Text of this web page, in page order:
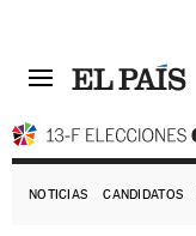
NOTICIAS CANDIDATOS